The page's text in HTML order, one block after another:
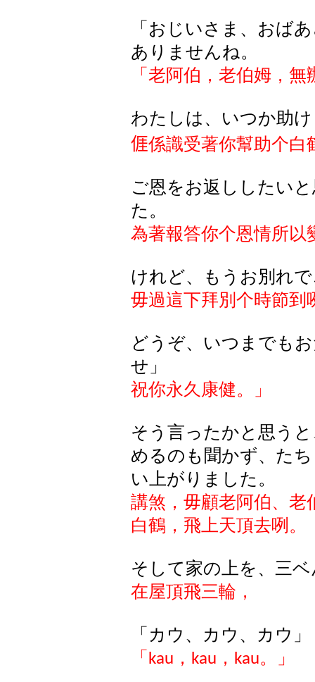
「おじいさま、おば
ありませんね。
「老阿伯，老伯姆，無
わたしは、いつか助
𠊎係識受著你幫助个白
ご恩をお返ししたい
た。
為著報答你个恩情所以
けれど、もうお別れ
毋過這下拜別个時節到
どうぞ、いつまでも
せ」
祝你永久康健。
」
そう言ったかと思う
めるのも聞かず、た
い上がりました。
講煞，毋顧老阿伯、老
白鶴，飛上天頂去咧。
そして家の上を、三
在屋頂飛三輪，
「カウ、カウ、カウ」
「 kau ， kau ， kau。」